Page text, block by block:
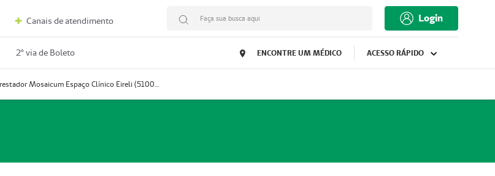
Canais de atendimento Faça sua busca aqui Login
2º via de Boleto ENCONTRE UM MÉDICO ACESSO RÁPIDO
Prestador Mosaicum Espaço Clínico Eireli (51004355-5)